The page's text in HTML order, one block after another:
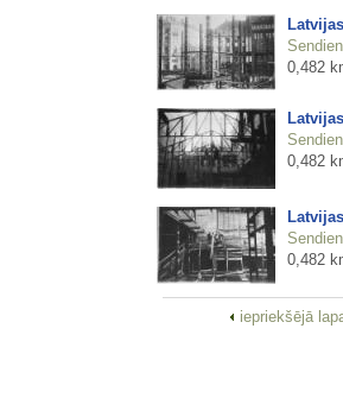
0,482
0,482
0,482
iepriekšējā